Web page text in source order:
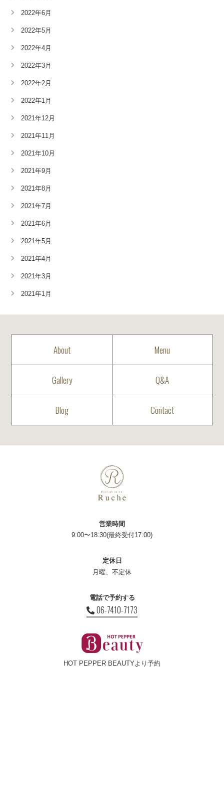
2022年6月
2022年5月
2022年4月
2022年3月
2022年2月
2022年1月
2021年12月
2021年11月
2021年10月
2021年9月
2021年8月
2021年7月
2021年6月
2021年5月
2021年4月
2021年3月
2021年1月
About Menu
Gallery Q&A
Blog Contact
営業時間
9:00〜18:30(最終受付17:00)
定休日
月曜、不定休
電話で予約する
06-7410-7173
HOT PEPPER BEAUTYより予約